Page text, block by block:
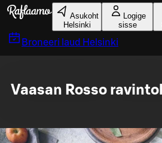
Liigu peamise sisu juurde
Asukoht
Helsinki
Logige
sisse
Broneeri laud Helsinki
Vaasan Rosso